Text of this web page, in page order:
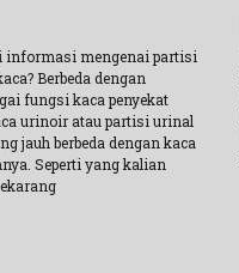
informasi mengenai partisi
Berbeda dengan
fungsi kaca penyekat
urinoir atau partisi urinal
jauh berbeda dengan kaca
Seperti yang kalian